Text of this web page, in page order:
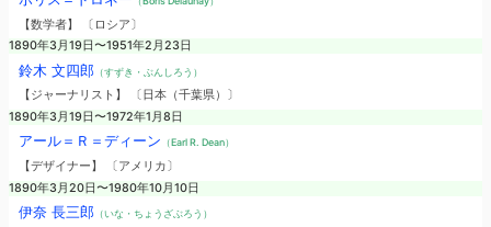
【数学者】 〔ロシア〕
1890年3月19日〜1951年2月23日
鈴木 文四郎（すずき・ぶんしろう）
【ジャーナリスト】 〔日本（千葉県）〕
1890年3月19日〜1972年1月8日
アール＝Ｒ＝ディーン （Earl R. Dean）
【デザイナー】 〔アメリカ〕
1890年3月20日〜1980年10月10日
伊奈 長三郎（いな・ちょうざぶろう）